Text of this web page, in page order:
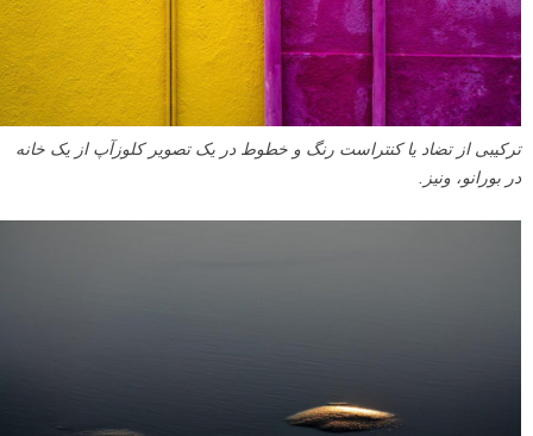
ترکیبی از تضاد یا کنتراست رنگ و خطوط در یک تصویر کلوزآپ از یک خانه
در بورانو، ونیز.